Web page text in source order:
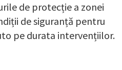
de protecție a zonei
de siguranță pentru
pe durata intervențiilor.